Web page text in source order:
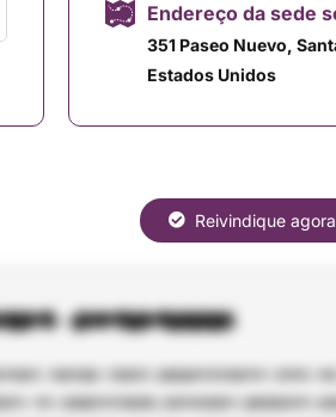
Endereço da sede
351 Paseo Nuevo,
Estados Unidos
Reivindique